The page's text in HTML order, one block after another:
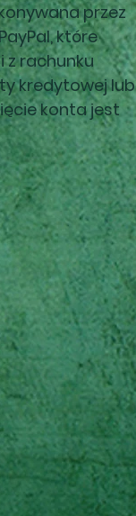
przez
które
rachunku
kredytowej lub
konta jest